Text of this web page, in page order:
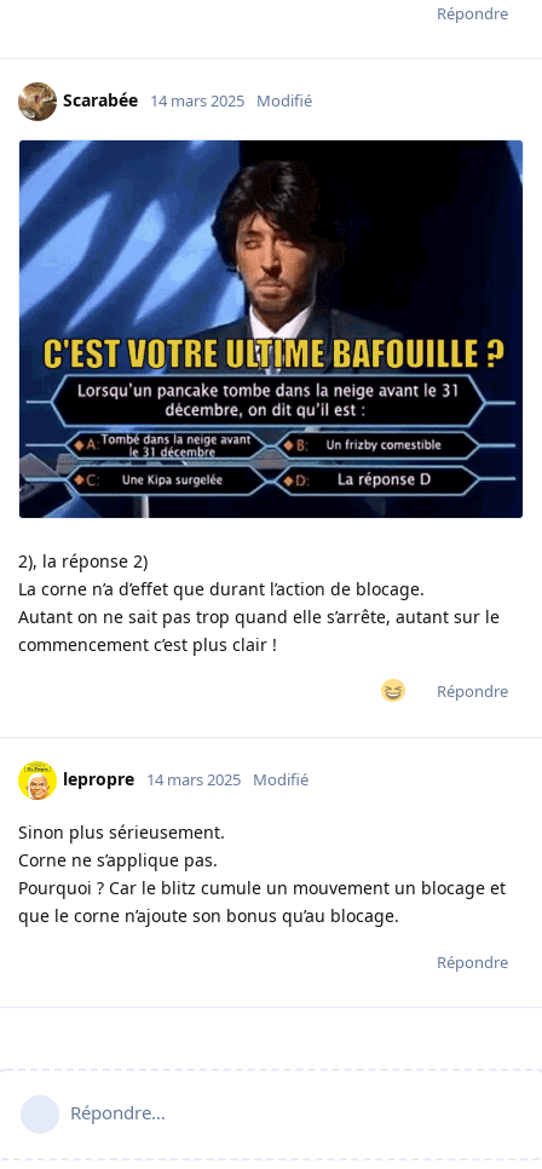
Répondre
Scarabée 14 mars 2025 Modifié
2), la réponse 2)
La corne n’a d’effet que durant l’action de blocage.
Autant on ne sait pas trop quand elle s’arrête, autant sur le
commencement c’est plus clair !
Répondre
lepropre 14 mars 2025 Modifié
Sinon plus sérieusement.
Corne ne s’applique pas.
Pourquoi ? Car le blitz cumule un mouvement un blocage et
que le corne n’ajoute son bonus qu’au blocage.
Répondre
Répondre…